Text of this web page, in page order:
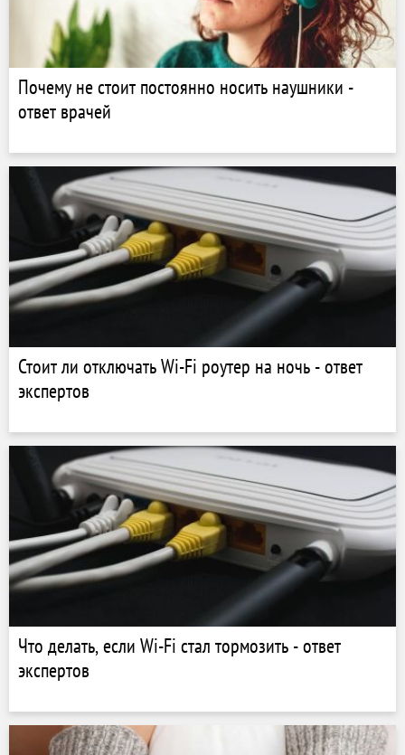
Почему не стоит постоянно носить наушники -
ответ врачей
Стоит ли отключать Wi-Fi роутер на ночь - ответ
экспертов
Что делать, если Wi-Fi стал тормозить - ответ
экспертов